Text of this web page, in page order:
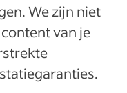
We zijn niet
van je